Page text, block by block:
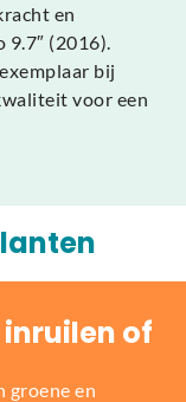
en
9.7″ (2016).
bij
voor een
of
groene en